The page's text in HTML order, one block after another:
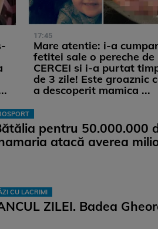
17:45
Mare atentie: i-a
fetitei sale o pereche de
CERCEI si i-a purtat
de 3 zile! Este groaznic
a descoperit mamica ...
pentru 50.000.000
atacă averea
CU LACRIMI
ZILEI. Badea